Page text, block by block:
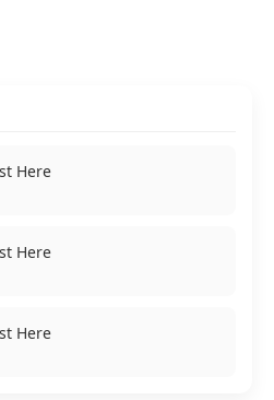
Here
Here
Here